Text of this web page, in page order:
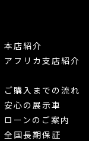
本店紹介
アフリカ支店紹介
ご購入までの流れ
安心の展示車
ローンのご案内
全国長期保証